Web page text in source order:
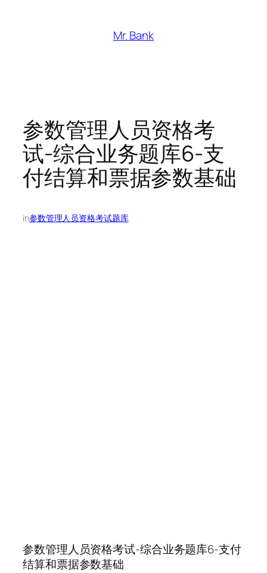
Mr. Bank
参数管理人员资格考
试-综合业务题库6-支
付结算和票据参数基础
in参数管理人员资格考试题库
参数管理人员资格考试-综合业务题库6-支付
结算和票据参数基础